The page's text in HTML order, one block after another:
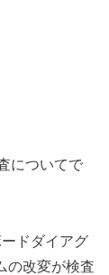
についてで
ドダイアグ
の改変が検査